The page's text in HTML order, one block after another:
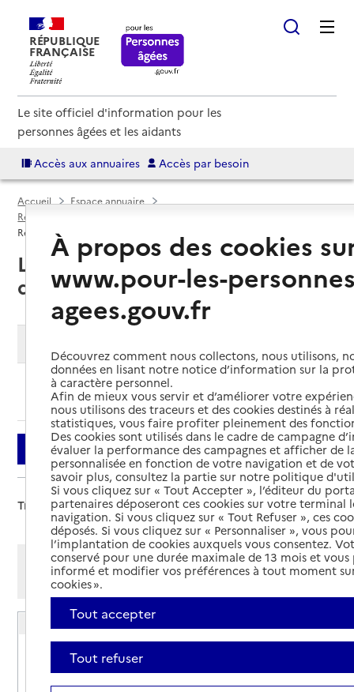
RÉPUBLIQUE
FRANÇAISE
Le site officiel d'information pour les
personnes âgées et les aidants
Accès aux annuaires Accès par besoin
Accueil
Espace annuaire
Résidences autonomie par département
Résidence autonomie
La Cadière-d'Azur (83740) : liste
des résidences autonomie
Ajouter cette recherche aux favoris
Filtrer
Trier par :
Afficher les résultats par:
Mode liste
Résidence autonomie Sainte-Madeleine
Adresse
Place Sainte-Madeleine
83740-La Cadière-d'Azur
À propos des cookies
www.pour-les-
agees.gouv.fr
Découvrez comment nous collectons, nous utilisons,
données en lisant notre notice d’information sur la
à caractère personnel.
Afin de mieux vous servir et d’améliorer votre
nous utilisons des traceurs et des cookies destinés à
statistiques, vous faire profiter pleinement des
Des cookies sont utilisés dans le cadre de campagne
évaluer la performance des campagnes et afficher de
personnalisée en fonction de votre navigation et de
savoir plus, consultez la partie sur notre politique
Si vous cliquez sur « Tout Accepter », l’éditeur du
partenaires déposeront ces cookies sur votre terminal
navigation. Si vous cliquez sur « Tout Refuser », ces
déposés. Si vous cliquez sur « Personnaliser », vous
l’implantation de cookies auxquels vous consentez.
conservé pour une durée maximale de 13 mois et
informé et modifier vos préférences à tout moment
cookies ».
Tout accepter
Tout refuser